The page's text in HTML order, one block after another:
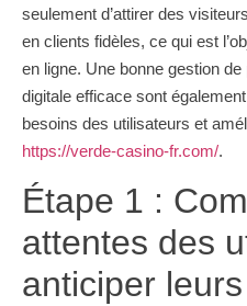
seulement d’attirer des
en clients fidèles, ce qui est
en ligne. Une bonne gestion
digitale efficace sont
besoins des utilisateurs et
https://verde-casino-fr.com/.
Étape 1 :
attentes des
anticiper